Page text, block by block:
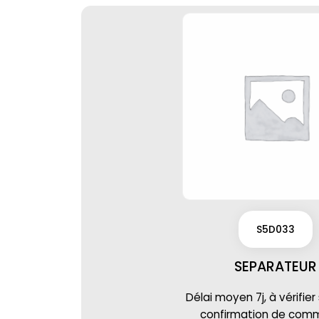
S5D033
SEPARATEUR
Délai moyen 7j, à
confirmation de